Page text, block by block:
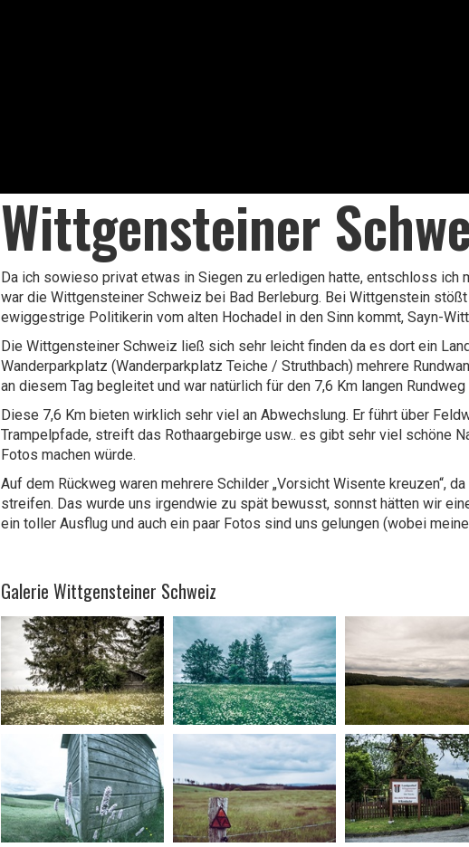
Wittgensteiner
Da ich sowieso privat etwas in Siegen zu erledigen hatte, entschloss ich
war die Wittgensteiner Schweiz bei Bad Berleburg. Bei Wittgenstein
ewiggestrige Politikerin vom alten Hochadel in den Sinn kommt, Sayn-
Die Wittgensteiner Schweiz ließ sich sehr leicht finden da es dort ein
Wanderparkplatz (Wanderparkplatz Teiche / Struthbach) mehrere
an diesem Tag begleitet und war natürlich für den 7,6 Km langen
Diese 7,6 Km bieten wirklich sehr viel an Abwechslung. Er führt über
Trampelpfade, streift das Rothaargebirge usw.. es gibt sehr viel schöne
Fotos machen würde.
Auf dem Rückweg waren mehrere Schilder „Vorsicht Wisente kreuzen“,
streifen. Das wurde uns irgendwie zu spät bewusst, sonnst hätten wir
ein toller Ausflug und auch ein paar Fotos sind uns gelungen (wobei
Galerie Wittgensteiner Schweiz